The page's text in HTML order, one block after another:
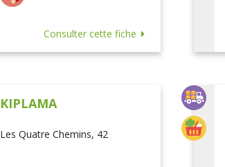
Consulter cette fiche
KIPLAMA
Les Quatre Chemins, 42